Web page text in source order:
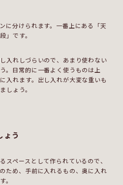
に分けられます。一番上にある「天
」です。
入れしづらいので、あまり使わない
。日常的に一番よく使うものは上
入れます。出し入れが大変な重いも
しょう。
ょう
スペースとして作られているので、
ため、手前に入れるもの、奥に入れ
。